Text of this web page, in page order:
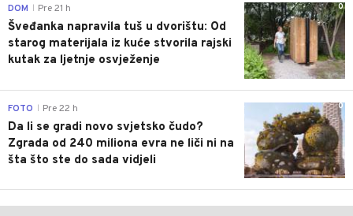
0
DOM Pre 21 h
Šveđanka napravila tuš u dvorištu: Od
starog materijala iz kuće stvorila rajski
kutak za ljetnje osvježenje
0
FOTO Pre 22 h
Da li se gradi novo svjetsko čudo?
Zgrada od 240 miliona evra ne liči ni na
šta što ste do sada vidjeli